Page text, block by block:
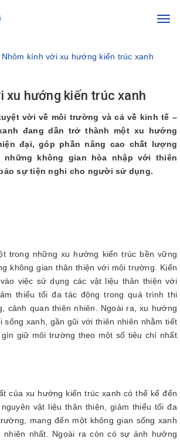
Nhôm kính với xu hướng kiến trúc xanh
xu hướng kiến trúc xanh
vời về môi trường và cả về kinh tế –
đang dần trở thành một xu hướng
đại, góp phần nâng cao chất lượng
những không gian hòa nhập với thiên
sự tiện nghi cho người sử dụng.
trong những xu hướng kiến trúc bền vững
không gian thân thiện với môi trường. Kiến
việc sử dụng các vật liệu thân thiện với
thiểu tối đa tác động trong quá trình thi
cảnh quan thiên nhiên. Ngoài ra, xu hướng
sống xanh, gần gũi với thiên nhiên nhằm tiết
giữ môi trường theo một số tiêu chí nhất
của xu hướng kiến trúc xanh có thể kể đến
vật liệu thân thiện, giảm thiểu tối đa
mang đến một không gian sống xanh
nhất. Ngoài ra còn có sự ảnh hưởng